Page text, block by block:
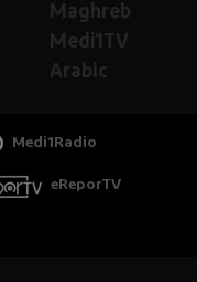
Maghreb
Medi1TV
Arabic
Medi1Radio
eReporTV